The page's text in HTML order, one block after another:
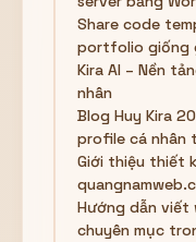
Share code
portfolio giống
Kira AI – Nền
nhân
Blog Huy Kira
profile cá nhân
Giới thiệu thiết
Hướng dẫn
chuyên mục